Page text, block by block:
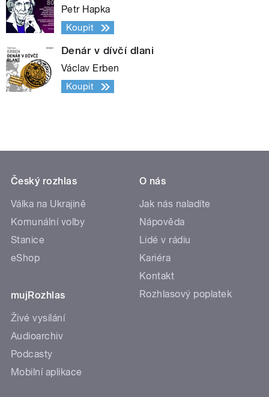
Petr Hapka
Koupit
Denár v dívčí dlani
Václav Erben
Koupit
Český rozhlas
Válka na Ukrajině
Komunální volby
Stanice
eShop
mujRozhlas
Živé vysílání
Audioarchiv
Podcasty
Mobilní aplikace
O nás
Jak nás naladíte
Nápověda
Lidé v rádiu
Kariéra
Kontakt
Rozhlasový poplatek